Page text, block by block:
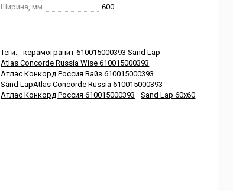
Ширина, мм
600
Теги:
керамогранит 610015000393 Sand Lap
Atlas Concorde Russia Wise 610015000393
Атлас Конкорд Россия Вайз 610015000393
Sand LapAtlas Concorde Russia 610015000393
Атлас Конкорд Россия 610015000393
Sand Lap 60x60